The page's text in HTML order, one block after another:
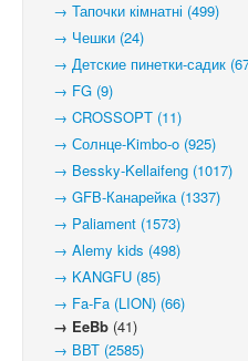
→ Тапочки кімнатні (499)
→ Чешки (24)
→ Детские пинетки-садик
→ FG (9)
→ CROSSOPT (11)
→ Солнце-Kimbo-o (925)
→ Bessky-Kellaifeng (1017)
→ GFB-Канарейка (1337)
→ Paliament (1573)
→ Alemy kids (498)
→ KANGFU (85)
→ Fa-Fa (LION) (66)
→ EeBb (41)
→ ВВТ (2585)